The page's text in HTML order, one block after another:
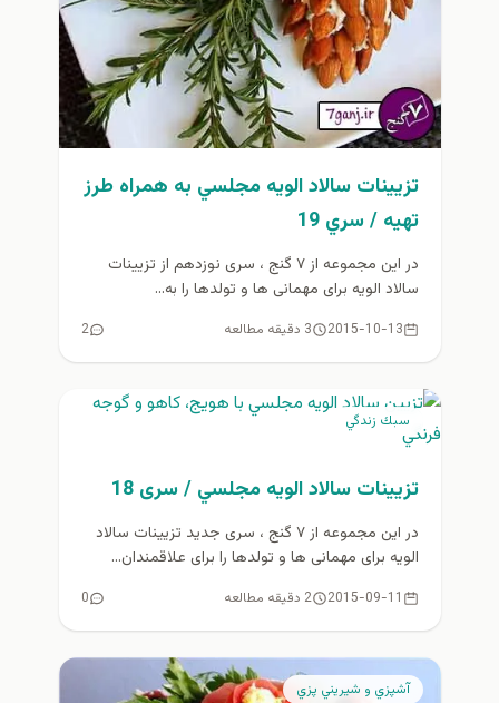
تزيينات سالاد الويه مجلسي به همراه طرز
تهيه / سري 19
در این مجموعه از ۷ گنج ، سری نوزدهم از تزیینات
سالاد الویه برای مهمانی ها و تولدها را به...
2015-10-13 3 دقیقه مطالعه 2
سبك زندگي
تزیینات سالاد الویه مجلسي / سری 18
در این مجموعه از ۷ گنج ، سری جدید تزیینات سالاد
الویه برای مهمانی ها و تولدها را برای علاقمندان...
2015-09-11 2 دقیقه مطالعه 0
آشپزي و شيريني پزي